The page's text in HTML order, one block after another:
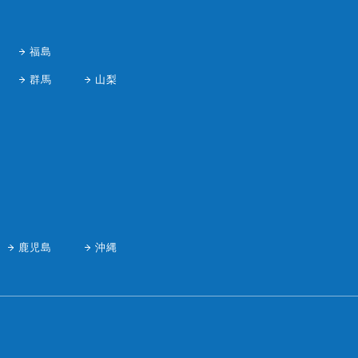
福島
群馬 山梨
鹿児島 沖縄